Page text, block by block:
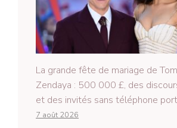
La grande fête de mariage de
Zendaya : 500 000 £, des
et des invités sans téléphone
7 août 2026